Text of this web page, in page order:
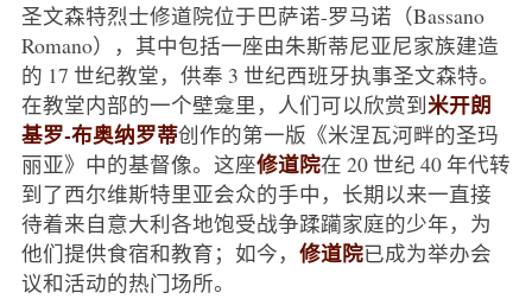
圣文森特烈士修道院位于巴萨诺-罗马诺（Bassano
Romano），其中包括一座由朱斯蒂尼亚尼家族建造
的 17 世纪教堂，供奉 3 世纪西班牙执事圣文森特。
在教堂内部的一个壁龛里，人们可以欣赏到米开朗
基罗-布奥纳罗蒂创作的第一版《米涅瓦河畔的圣玛
丽亚》中的基督像。这座修道院在 20 世纪 40 年代转
到了西尔维斯特里亚会众的手中，长期以来一直接
待着来自意大利各地饱受战争蹂躏家庭的少年，为
他们提供食宿和教育；如今， 修道院已成为举办会
议和活动的热门场所。